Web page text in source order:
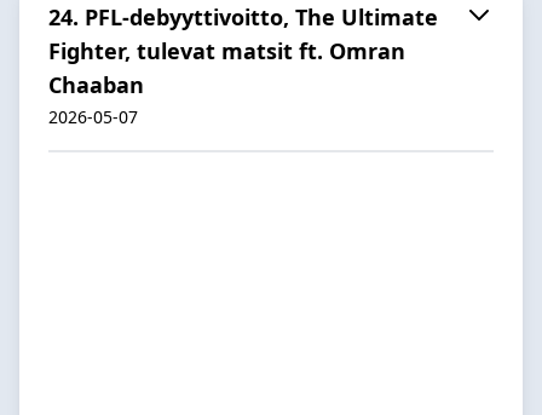
24. PFL-debyyttivoitto, The Ultimate
Fighter, tulevat matsit ft. Omran
Chaaban
2026-05-07